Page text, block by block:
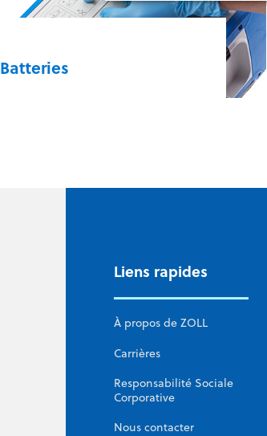
Batteries
Liens rapides
À propos de ZOLL
Carrières
Responsabilité Sociale
Corporative
Nous contacter